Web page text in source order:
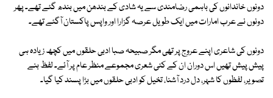
دونوں خاندانوں کی باہمی رضامندی سے یہ شادی کے بندھن میں بندھ گئے تھے۔ پھر
دونوں نے عرب امارات میں ایک طویل عرصہ گزارا اور واپس پاکستان آگئے تھے۔
دونوں کی شاعری اپنے عروج پر تھی مگر صبیحہ صبا ادبی حلقوں میں کچھ زیادہ ہی
پیش پیش تھیں اس دوران ان کے کئی شعری مجموعے منظر عام پر آئے۔ لفظ بنے
تصویر، لفظوں کا شہر، دل درد آشنا، تخیل کو ادبی حلقوں میں بڑا پسند کیا گیا۔